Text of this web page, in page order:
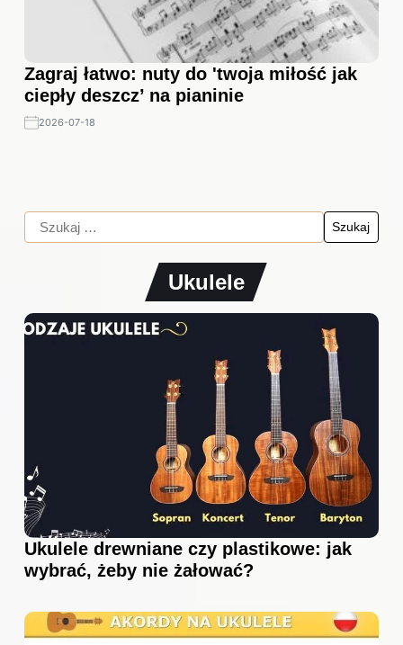
Zagraj łatwo: nuty do 'twoja miłość jak
ciepły deszcz’ na pianinie
2026-07-18
Ukulele
Ukulele drewniane czy plastikowe: jak
wybrać, żeby nie żałować?